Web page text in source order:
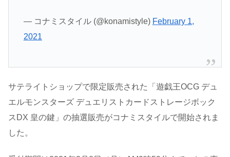
— コナミスタイル (@konamistyle) February 1,
2021
サテライトショップで限定販売された「遊戯王OCG デュ
エルモンスターズ デュエリストカードストレージボック
スDX 皇の鍵」の抽選販売がコナミスタイルで開始されま
した。